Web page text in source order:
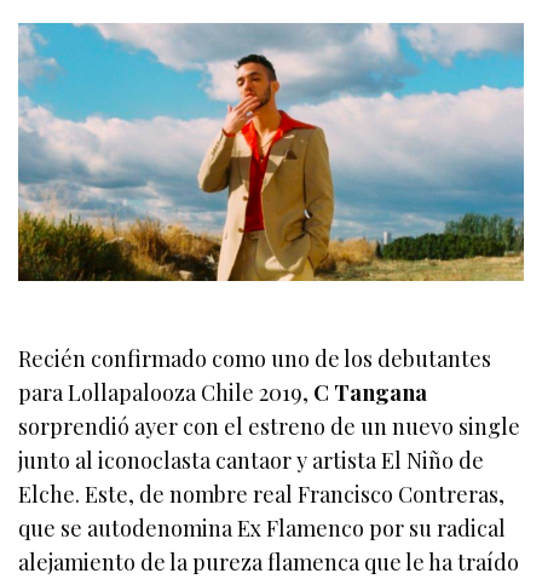
Recién confirmado como uno de los debutantes
para Lollapalooza Chile 2019, C Tangana
sorprendió ayer con el estreno de un nuevo single
junto al iconoclasta cantaor y artista El Niño de
Elche. Este, de nombre real Francisco Contreras,
que se autodenomina Ex Flamenco por su radical
alejamiento de la pureza flamenca que le ha traído